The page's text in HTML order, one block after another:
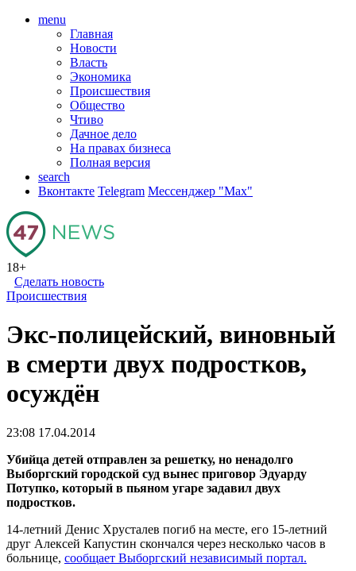
menu
Главная
Новости
Власть
Экономика
Происшествия
Общество
Чтиво
Дачное дело
На правах бизнеса
Полная версия
search
Вконтакте Telegram Мессенджер "Мах"
18+
Сделать новость
Происшествия
Экс-полицейский, виновный
в смерти двух подростков,
осуждён
23:08 17.04.2014
Убийца детей отправлен за решетку, но ненадолго
Выборгский городской суд вынес приговор Эдуарду
Потупко, который в пьяном угаре задавил двух
подростков.
14-летний Денис Хрусталев погиб на месте, его 15-летний
друг Алексей Капустин скончался через несколько часов в
больнице, сообщает Выборгский независимый портал.